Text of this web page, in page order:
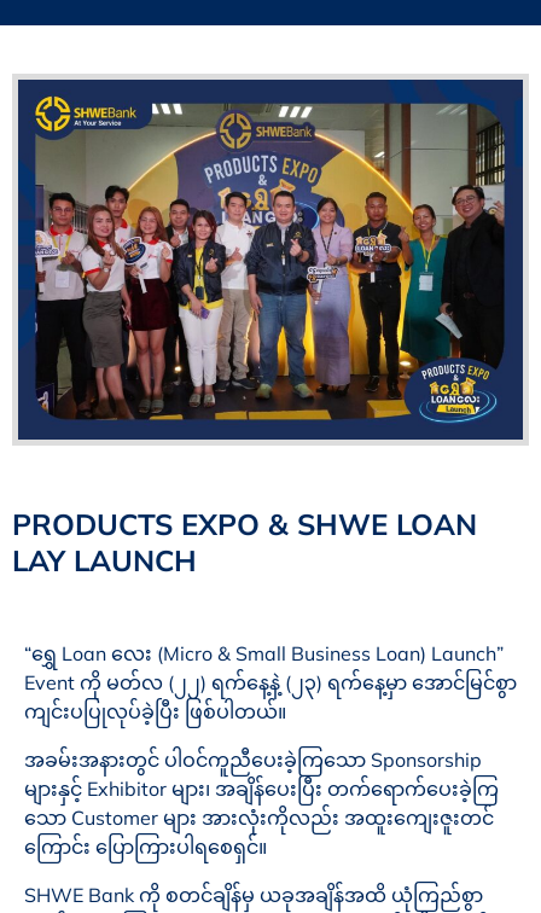
PRODUCTS EXPO & ‌SHWE LOAN
LAY LAUNCH
“ရွှေ Loan လေး (Micro & Small Business Loan) Launch”
Event ကို မတ်လ (၂၂) ရက်နေ့နဲ့ (၂၃) ရက်နေ့မှာ အောင်မြင်စွာ
ကျင်းပပြုလုပ်ခဲ့ပြီး ဖြစ်ပါတယ်။
အခမ်းအနားတွင် ပါဝင်ကူညီပေးခဲ့ကြသော Sponsorship
များနှင့် Exhibitor များ၊ အချိန်ပေးပြီး တက်ရောက်ပေးခဲ့ကြ
သော Customer များ အားလုံးကိုလည်း အထူးကျေးဇူးတင်
ကြောင်း ပြောကြားပါရစေရှင်။
SHWE Bank ကို စတင်ချိန်မှ ယခုအချိန်အထိ ယုံကြည်စွာ